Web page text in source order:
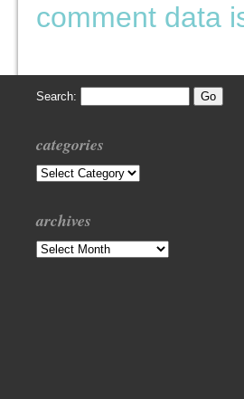
comment data
Search:
categories
Categories
archives
Archives